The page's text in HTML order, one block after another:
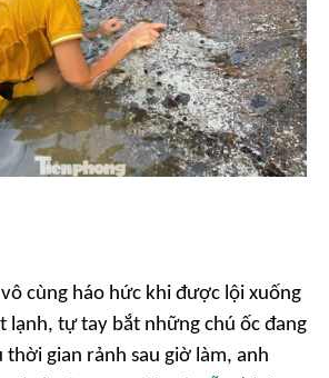
cùng háo hức khi được lội xuống
lạnh, tự tay bắt những chú ốc đang
thời gian rảnh sau giờ làm, anh